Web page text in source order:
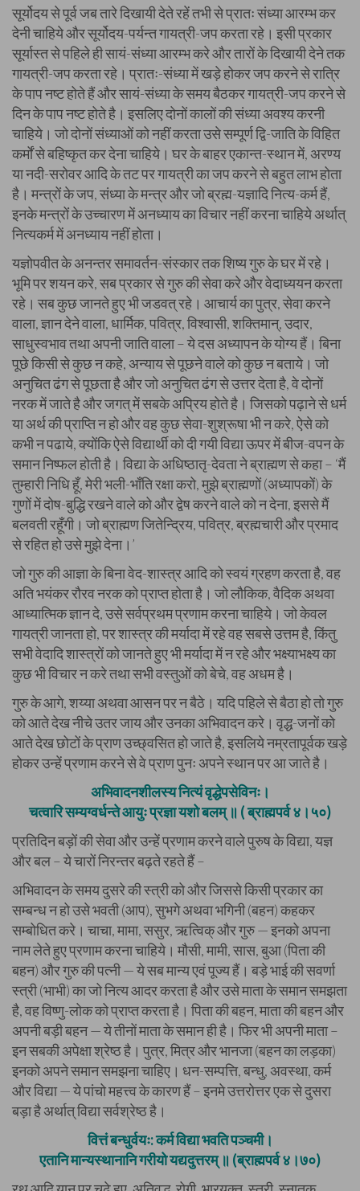
सूर्योदय से पूर्व जब तारे दिखायी देते रहें तभी से प्रातः संध्या आरम्भ कर
देनी चाहिये और सूर्योदय-पर्यन्त गायत्री-जप करता रहे। इसी प्रकार
सूर्यास्त से पहिले ही सायं-संध्या आरम्भ करे और तारों के दिखायी देने तक
गायत्री-जप करता रहे। प्रातः-संध्या में खड़े होकर जप करने से रात्रि
के पाप नष्ट होते हैं और सायं-संध्या के समय बैठकर गायत्री-जप करने से
दिन के पाप नष्ट होते है। इसलिए दोनों कालों की संध्या अवश्य करनी
चाहिये। जो दोनों संध्याओं को नहीं करता उसे सम्पूर्ण द्वि-जाति के विहित
कर्मों से बहिष्कृत कर देना चाहिये। घर के बाहर एकान्त-स्थान में, अरण्य
या नदी-सरोवर आदि के तट पर गायत्री का जप करने से बहुत लाभ होता
है। मन्त्रों के जप, संध्या के मन्त्र और जो ब्रह्म-यज्ञादि नित्य-कर्म हैं,
इनके मन्त्रों के उच्चारण में अनध्याय का विचार नहीं करना चाहिये अर्थात्
नित्यकर्म में अनध्याय नहीं होता।
यज्ञोपवीत के अनन्तर समावर्तन-संस्कार तक शिष्य गुरु के घर में रहे।
भूमि पर शयन करे, सब प्रकार से गुरु की सेवा करे और वेदाध्ययन करता
रहे। सब कुछ जानते हुए भी जडवत् रहे। आचार्य का पुत्र, सेवा करने
वाला, ज्ञान देने वाला, धार्मिक, पवित्र, विश्वासी, शक्तिमान्, उदार,
साधुस्वभाव तथा अपनी जाति वाला – ये दस अध्यापन के योग्य हैं। बिना
पूछे किसी से कुछ न कहे, अन्याय से पूछने वाले को कुछ न बताये। जो
अनुचित ढंग से पूछता है और जो अनुचित ढंग से उत्तर देता है, वे दोनों
नरक में जाते है और जगत् में सबके अप्रिय होते है। जिसको पढ़ाने से धर्म
या अर्थ की प्राप्ति न हो और वह कुछ सेवा-शुश्रूषा भी न करे, ऐसे को
कभी न पढाये, क्योंकि ऐसे विद्यार्थी को दी गयी विद्या ऊपर में बीज-वपन के
समान निष्फल होती है। विद्या के अधिष्ठातृ-देवता ने ब्राह्मण से कहा – ‘मैं
तुम्हारी निधि हूँ, मेरी भली-भाँति रक्षा करो, मुझे ब्राह्मणों (अध्यापकों) के
गुणों में दोष-बुद्धि रखने वाले को और द्वेष करने वाले को न देना, इससे मैं
बलवती रहूँगी। जो ब्राह्मण जितेन्द्रिय, पवित्र, ब्रह्मचारी और प्रमाद
से रहित हो उसे मुझे देना।’
जो गुरु की आज्ञा के बिना वेद-शास्त्र आदि को स्वयं ग्रहण करता है, वह
अति भयंकर रौरव नरक को प्राप्त होता है। जो लौकिक, वैदिक अथवा
आध्यात्मिक ज्ञान दे, उसे सर्वप्रथम प्रणाम करना चाहिये। जो केवल
गायत्री जानता हो, पर शास्त्र की मर्यादा में रहे वह सबसे उत्तम है, किंतु
सभी वेदादि शास्त्रों को जानते हुए भी मर्यादा में न रहे और भक्ष्याभक्ष्य का
कुछ भी विचार न करे तथा सभी वस्तुओं को बेचे, वह अधम है।
गुरु के आगे, शय्या अथवा आसन पर न बैठे। यदि पहिले से बैठा हो तो गुरु
को आते देख नीचे उतर जाय और उनका अभिवादन करे। वृद्ध-जनों को
आते देख छोटों के प्राण उच्छ्वसित हो जाते है, इसलिये नम्रतापूर्वक खड़े
होकर उन्हें प्रणाम करने से वे प्राण पुनः अपने स्थान पर आ जाते है।
अभिवादनशीलस्य नित्यं वृद्धेपसेविनः।
चत्वारि सम्यग्वर्धन्ते आयुः प्रज्ञा यशो बलम् ॥ ( ब्राह्मपर्व ४।५०)
प्रतिदिन बड़ों की सेवा और उन्हें प्रणाम करने वाले पुरुष के विद्या, यज्ञ
और बल – ये चारों निरन्तर बढ़ते रहते हैं –
अभिवादन के समय दुसरे की स्त्री को और जिससे किसी प्रकार का
सम्बन्ध न हो उसे भवती (आप), सुभगे अथवा भगिनी (बहन) कहकर
सम्बोधित करे। चाचा, मामा, ससुर, ऋत्विक् और गुरु — इनको अपना
नाम लेते हुए प्रणाम करना चाहिये। मौसी, मामी, सास, बुआ (पिता की
बहन) और गुरु की पत्नी — ये सब मान्य एवं पूज्य हैं। बड़े भाई की सवर्णा
स्त्री (भाभी) का जो नित्य आदर करता है और उसे माता के समान समझता
है, वह विष्णु-लोक को प्राप्त करता है। पिता की बहन, माता की बहन और
अपनी बड़ी बहन — ये तीनों माता के समान ही है। फिर भी अपनी माता –
इन सबकी अपेक्षा श्रेष्ठ है। पुत्र, मित्र और भानजा (बहन का लड़का)
इनको अपने समान समझना चाहिए। धन-सम्पत्ति, बन्धु, अवस्था, कर्म
और विद्या — ये पांचो महत्त्व के कारण हैं – इनमे उत्तरोत्तर एक से दुसरा
बड़ा है अर्थात् विद्या सर्वश्रेष्ठ है।
वित्तं बन्धुर्वयः: कर्म विद्या भवति पञ्चमी।
एतानि मान्यस्थानानि गरीयो यद्यदुत्तरम् ॥ (ब्राह्मपर्व ४।७०)